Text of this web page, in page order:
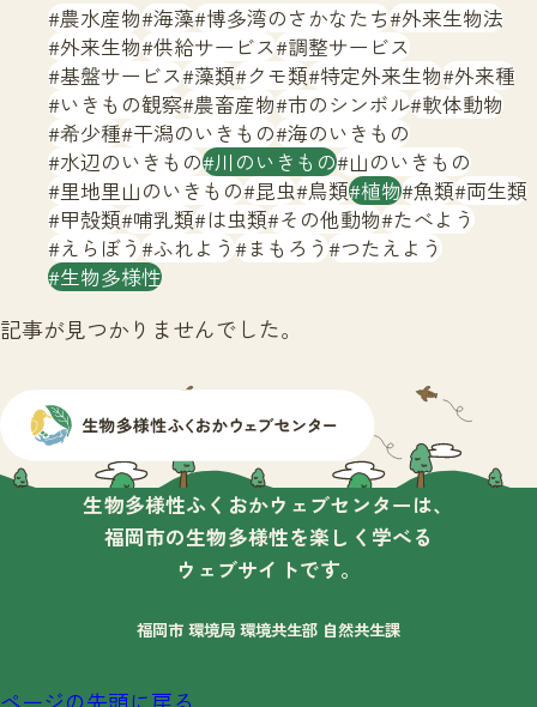
文字サイズ 小 中 大
生物多様性ふくおかウェブセンターとは
サイトマップ
農水産物 海藻 博多湾のさかなたち 外来生物法
外来生物 供給サービス 調整サービス
基盤サービス 藻類 クモ類 特定外来生物 外来種
いきもの観察 農畜産物 市のシンボル 軟体動物
希少種 干潟のいきもの 海のいきもの
水辺のいきもの 川のいきもの 山のいきもの
里地里山のいきもの 昆虫 鳥類 植物 魚類 両生類
甲殻類 哺乳類 は虫類 その他動物 たべよう
えらぼう ふれよう まもろう つたえよう
生物多様性
記事が見つかりませんでした。
生物多様性ふくおかウェブセンターは、
福岡市の生物多様性を楽しく学べる
ウェブサイトです。
福岡市 環境局 環境共生部 自然共生課